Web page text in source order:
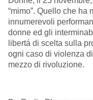
“mimo”. Quello che ha
innumerevoli
donne ed gli
libertá di scelta sulla
ogni caso di violenza
mezzo di rivoluzione.